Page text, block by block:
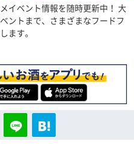
イベント情報を随時更新中！ 大
ントまで、さまざまなフードフ
ます。